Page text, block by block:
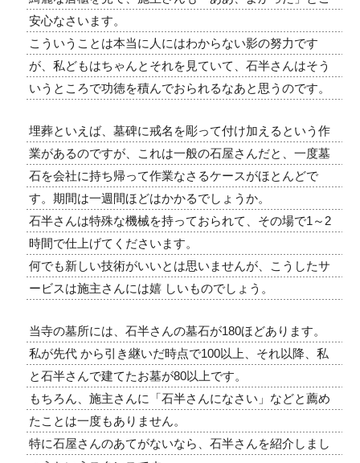
安心なさいます。
こういうことは本当に人にはわからない影の努力です
が、私どもはちゃんとそれを見ていて、石半さんはそう
いうところで功徳を積んでおられるなあと思うのです。
埋葬といえば、墓碑に戒名を彫って付け加えるという作
業があるのですが、これは一般の石屋さんだと、一度墓
石を会社に持ち帰って作業なさるケースがほとんどで
す。期間は一週間ほどはかかるでしょうか。
石半さんは特殊な機械を持っておられて、その場で1～2
時間で仕上げてくださいます。
何でも新しい技術がいいとは思いませんが、こうしたサ
ービスは施主さんには嬉 しいものでしょう。
当寺の墓所には、石半さんの墓石が180ほどあります。
私が先代 から引き継いだ時点で100以上、それ以降、私
と石半さんで建てたお墓が80以上です。
もちろん、施主さんに「石半さんになさい」などと薦め
たことは一度もありません。
特に石屋さんのあてがないなら、石半さんを紹介しまし